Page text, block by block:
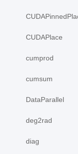
CUDAPlace
cumprod
cumsum
DataParallel
deg2rad
diag